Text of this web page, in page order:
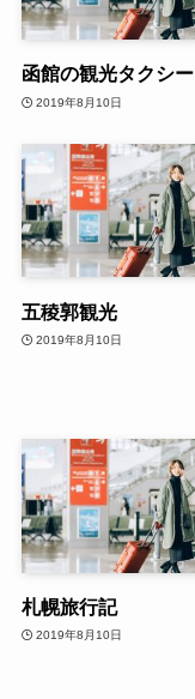
函館の観光タクシー
2019年8月10日
五稜郭観光
2019年8月10日
札幌旅行記
2019年8月10日